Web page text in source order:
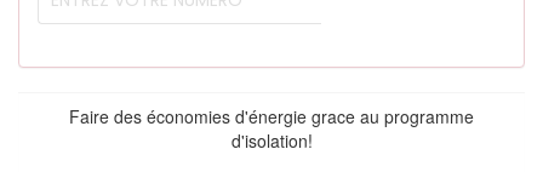
Faire des économies d'énergie grace au programme
d'isolation!